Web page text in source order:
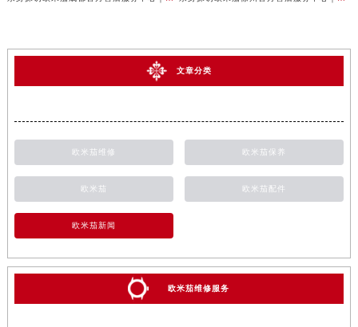
文章分类
欧米茄维修 欧米茄保养
欧米茄 欧米茄配件
欧米茄新闻
欧米茄维修服务